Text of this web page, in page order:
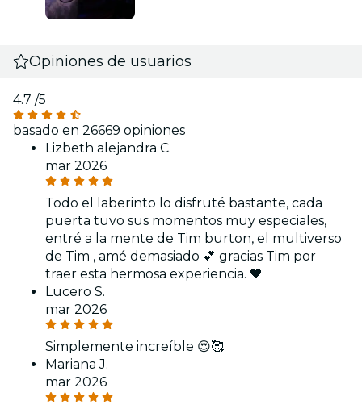
Opiniones de usuarios
4.7 /5
basado en 26669 opiniones
Lizbeth alejandra C.
mar 2026
Todo el laberinto lo disfruté bastante, cada
puerta tuvo sus momentos muy especiales,
entré a la mente de Tim burton, el multiverso
de Tim , amé demasiado 💕 gracias Tim por
traer esta hermosa experiencia. 🖤
Lucero S.
mar 2026
Simplemente increíble 😍🥰
Mariana J.
mar 2026